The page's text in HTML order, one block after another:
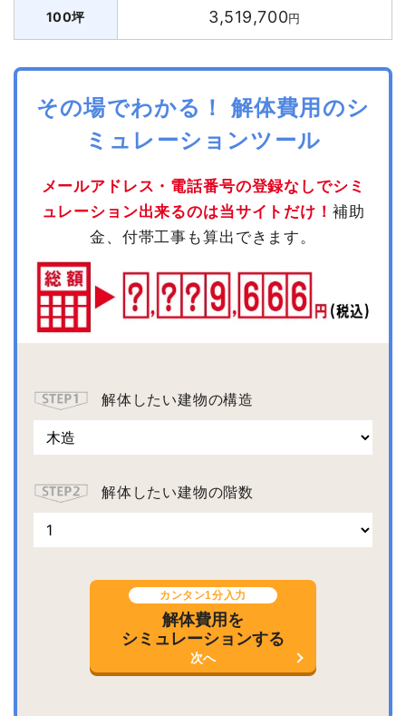
100坪 3,519,700円
その場でわかる！ 解体費用のシ
ミュレーションツール
メールアドレス・電話番号の登録なしでシミ
ュレーション出来るのは当サイトだけ！ 補助
金、付帯工事も算出できます。
解体したい建物の構造
解体したい建物の階数
カンタン1分入力
解体費用を
シミュレーションする
次へ